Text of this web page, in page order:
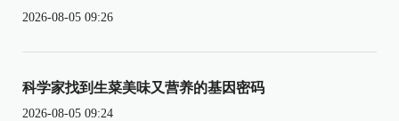
2026-08-05 09:26
科学家找到生菜美味又营养的基因密码
2026-08-05 09:24